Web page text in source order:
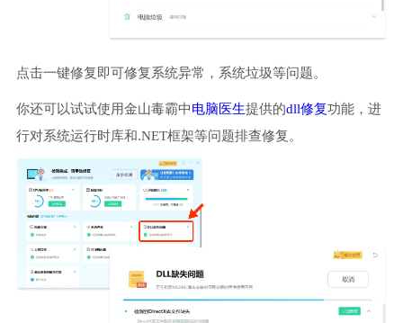
点击一键修复即可修复系统异常，系统垃圾等问题。
你还可以试试使用金山毒霸中电脑医生提供的dll修复功能，进
行对系统运行时库和.NET框架等问题排查修复。